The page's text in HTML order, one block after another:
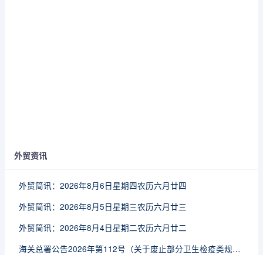
外贸资讯
外贸简讯：2026年8月6日星期四农历六月廿四
外贸简讯：2026年8月5日星期三农历六月廿三
外贸简讯：2026年8月4日星期二农历六月廿二
海关总署公告2026年第112号（关于废止部分卫生检疫类规范性文件的公告）